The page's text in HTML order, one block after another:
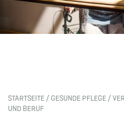
STARTSEITE / GESUNDE PFLEGE /
UND BERUF